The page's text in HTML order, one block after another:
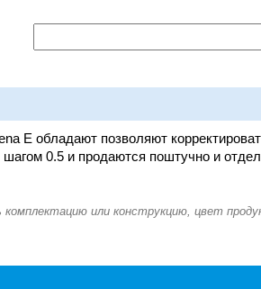
E обладают позволяют
0.5 и продаются поштучно и